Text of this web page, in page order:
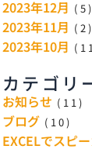
2023年12月 (5)
2023年11月 (2)
2023年10月
カテゴリ
お知らせ (11)
ブログ (10)
EXCELでスピ